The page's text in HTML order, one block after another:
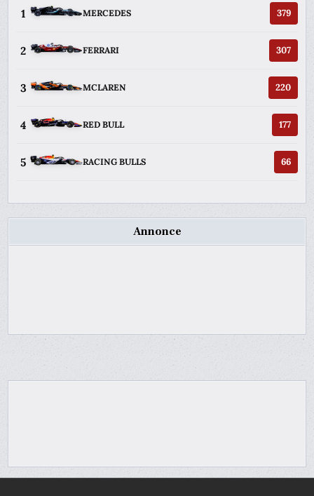
1 MERCEDES 379
2 FERRARI 307
3 MCLAREN 220
4 RED BULL 177
5 RACING BULLS 66
Annonce